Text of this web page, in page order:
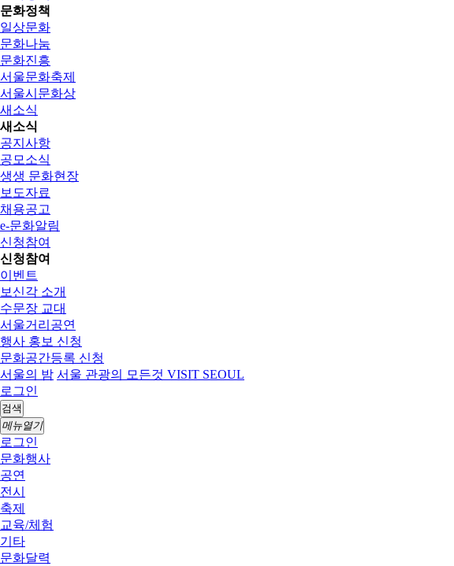
문화정책
일상문화
문화나눔
문화진흥
서울문화축제
서울시문화상
새소식
새소식
공지사항
공모소식
생생 문화현장
보도자료
채용공고
e-문화알림
신청참여
신청참여
이벤트
보신각 소개
수문장 교대
서울거리공연
행사 홍보 신청
문화공간등록 신청
서울의 밤 서울 관광의 모든것 VISIT SEOUL
로그인
검색
메뉴열기
로그인
문화행사
공연
전시
축제
교육/체험
기타
문화달력